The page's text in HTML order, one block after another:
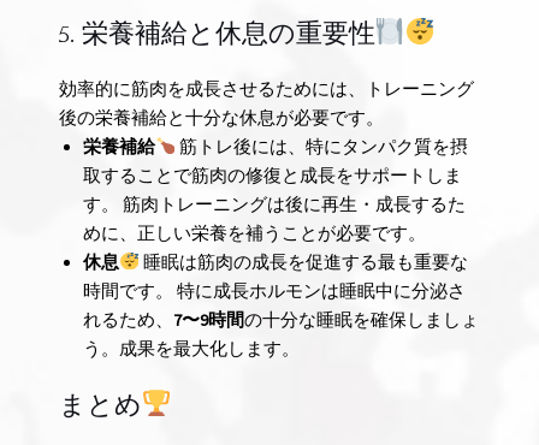
5. 栄養補給と休息の重要性
効率的に筋肉を成長させるためには、トレーニング
後の栄養補給と十分な休息が必要です。
栄養補給
筋トレ後には、特にタンパク質を摂
取することで筋肉の修復と成長をサポートしま
す。 筋肉トレーニングは後に再生・成長するた
めに、正しい栄養を補うことが必要です。
休息
睡眠は筋肉の成長を促進する最も重要な
時間です。 特に成長ホルモンは睡眠中に分泌さ
れるため、 7〜9時間の十分な睡眠を確保しましょ
う。成果を最大化します。
まとめ